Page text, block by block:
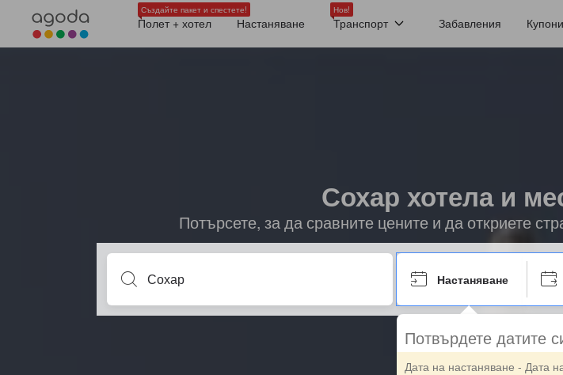
Създайте пакет и спестете!
Полет + хотел Настаняване
Нов!
Транспорт Забавления
Сохар хотела и
Потърсете, за да сравните цените и да откриете
Настаняване
Потвърдете датите
Дата на настаняване - Дата